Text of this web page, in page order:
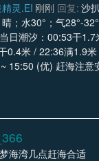
灵.EI 刚刚 回复: 沙
；水30°；气28°-
日潮汐：00:53干
0.4米 / 22:36满1.9
15:50 (优) 赶海注意
海湾几点赶海合适